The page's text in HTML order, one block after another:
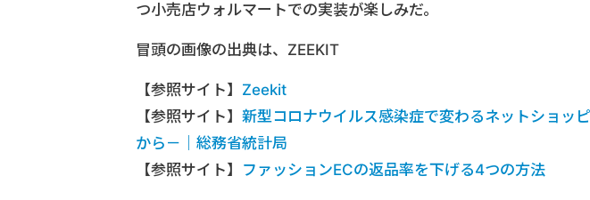
つ小売店ウォルマートでの実装が楽しみだ。
冒頭の画像の出典は、ZEEKIT
【参照サイト】 Zeekit
【参照サイト】 新型コロナウイルス感染症で変わるネットショッ
から－｜総務省統計局
【参照サイト】 ファッションECの返品率を下げる4つの方法